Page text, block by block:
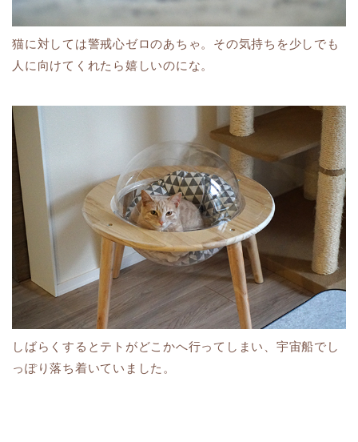
猫に対しては警戒心ゼロのあちゃ。その気持ちを少しでも
人に向けてくれたら嬉しいのにな。
しばらくするとテトがどこかへ行ってしまい、宇宙船でし
っぽり落ち着いていました。